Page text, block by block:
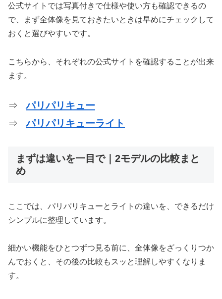
公式サイトでは写真付きで仕様や使い方も確認できるの
で、まず全体像を見ておきたいときは早めにチェックして
おくと選びやすいです。
こちらから、それぞれの公式サイトを確認することが出来
ます。
⇒
パリパリキュー
⇒
パリパリキューライト
まずは違いを一目で｜2モデルの比較まと
め
ここでは、パリパリキューとライトの違いを、できるだけ
シンプルに整理しています。
細かい機能をひとつずつ見る前に、全体像をざっくりつか
んでおくと、その後の比較もスッと理解しやすくなりま
す。